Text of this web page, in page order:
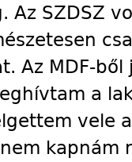
Az SZDSZ
Az MDF-
a
vele
kapnám